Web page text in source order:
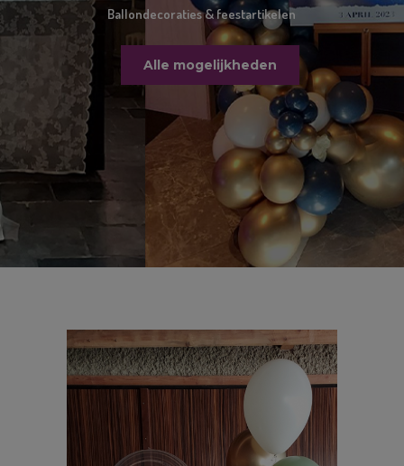
Ballondecoraties & feestartikelen
Alle mogelijkheden